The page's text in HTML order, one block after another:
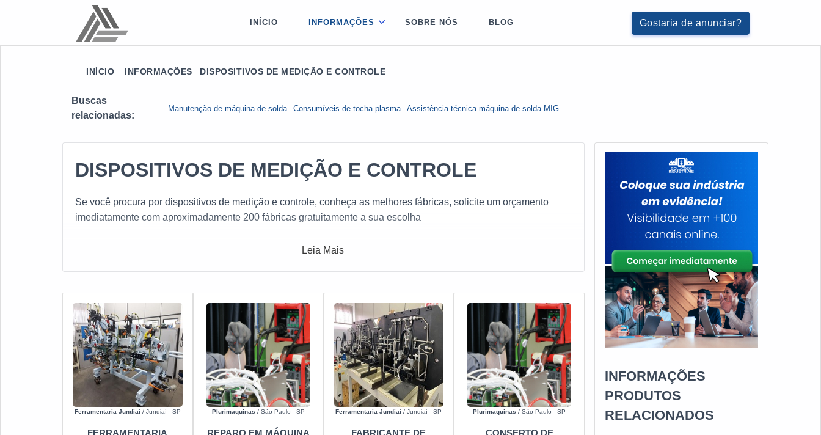
Gostaria de anunciar?
INÍCIO INFORMAÇÕES SOBRE NÓS BLOG
INÍCIO INFORMAÇÕES DISPOSITIVOS DE MEDIÇÃO E CONTROLE
Buscas
relacionadas:
Manutenção de máquina de solda Consumíveis de tocha plasma Assistência técnica máquina de solda MIG
DISPOSITIVOS DE MEDIÇÃO E CONTROLE
Se você procura por dispositivos de medição e controle, conheça as melhores fábricas, solicite um orçamento
imediatamente com aproximadamente 200 fábricas gratuitamente a sua escolha
Leia Mais
Ferramentaria Jundiaí/ Jundiaí - SP
FERRAMENTARIA
Plurimaquinas / São Paulo - SP
REPARO EM MÁQUINA
Ferramentaria Jundiaí / Jundiaí - SP
FABRICANTE DE
Plurimaquinas / São Paulo - SP
CONSERTO DE
INFORMAÇÕES
PRODUTOS
RELACIONADOS